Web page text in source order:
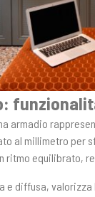
armadio
al millimetro per
ritmo equilibrato,
e diffusa,